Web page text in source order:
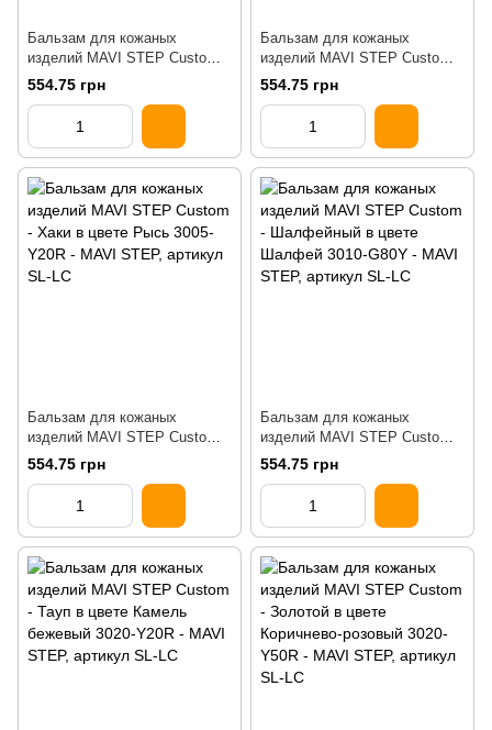
Бальзам для кожаных
изделий MAVI STEP Custom
Хумус 2020-G80Y
554.75 грн
Бальзам для кожаных
изделий MAVI STEP Custom
Кирпично-белый 2030-Y50R
554.75 грн
Бальзам для кожаных
изделий MAVI STEP Custom
Рысь 3005-Y20R
554.75 грн
Бальзам для кожаных
изделий MAVI STEP Custom
Шалфей 3010-G80Y
554.75 грн